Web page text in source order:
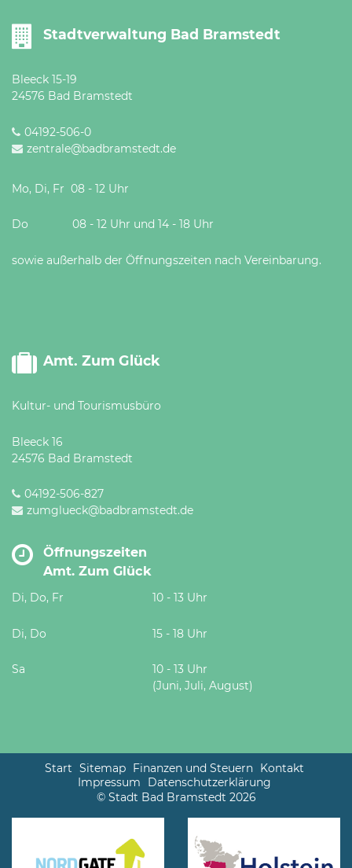
Stadtverwaltung Bad Bramstedt
Bleeck 15-19
24576 Bad Bramstedt
04192-506-0
zentrale@badbramstedt.de
Mo, Di, Fr 08 - 12 Uhr
Do 08 - 12 Uhr und 14 - 18 Uhr
sowie außerhalb der Öffnungszeiten nach Vereinbarung.
Amt. Zum Glück
Kultur- und Tourismusbüro
Bleeck 16
24576 Bad Bramstedt
04192-506-827
zumglueck@badbramstedt.de
Öffnungszeiten
Amt. Zum Glück
Di, Do, Fr 10 - 13 Uhr
Di, Do 15 - 18 Uhr
Sa
10 - 13 Uhr
(Juni, Juli, August)
Start Sitemap Finanzen und Steuern Kontakt
Impressum
Datenschutzerklärung
© Stadt Bad Bramstedt 2026